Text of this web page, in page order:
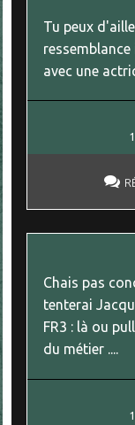
Tu peux
avec une
Chais pas
tenterai
FR3 : là ou
du métier ....